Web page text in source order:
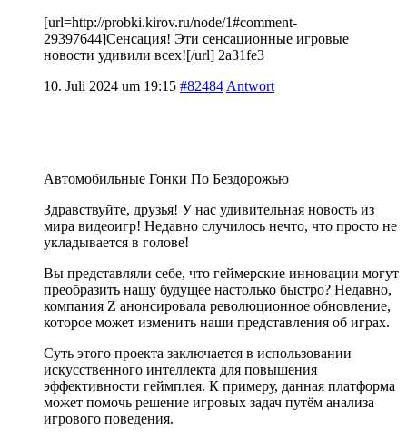
[url=http://probki.kirov.ru/node/1#comment-
29397644]Сенсация! Эти сенсационные игровые
новости удивили всех![/url] 2a31fe3
10. Juli 2024 um 19:15 #82484 Antwort
Автомобильные Гонки По Бездорожью
Здравствуйте, друзья! У нас удивительная новость из
мира видеоигр! Недавно случилось нечто, что просто не
укладывается в голове!
Вы представляли себе, что геймерские инновации могут
преобразить нашу будущее настолько быстро? Недавно,
компания Z анонсировала революционное обновление,
которое может изменить наши представления об играх.
Суть этого проекта заключается в использовании
искусственного интеллекта для повышения
эффективности геймплея. К примеру, данная платформа
может помочь решение игровых задач путём анализа
игрового поведения.